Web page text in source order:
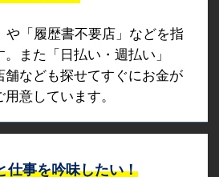
や「履歴書不要店」などを指
また「日払い・週払い」
舗なども探せてすぐにお金が
意しています。
仕事を吟味したい！